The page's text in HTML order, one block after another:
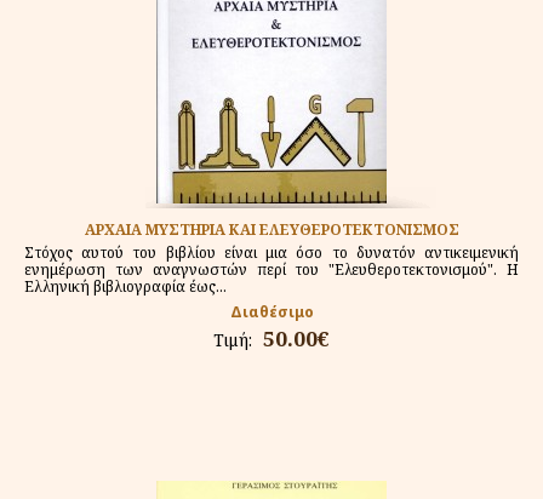
ΑΡΧΑΙΑ ΜΥΣΤΗΡΙΑ ΚΑΙ ΕΛΕΥΘΕΡΟΤΕΚΤΟΝΙΣΜΟΣ
Στόχος αυτού του βιβλίου είναι μια όσο το δυνατόν αντικειμενική
ενημέρωση των αναγνωστών περί του "Ελευθεροτεκτονισμού". Η
Ελληνική βιβλιογραφία έως...
Διαθέσιμο
Τιμή: 50.00€